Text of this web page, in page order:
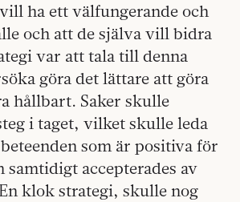
ha ett välfungerande och
och att de själva vill bidra
var att tala till denna
göra det lättare att göra
hållbart. Saker skulle
i taget, vilket skulle leda
som är positiva för
samtidigt accepterades av
klok strategi, skulle nog